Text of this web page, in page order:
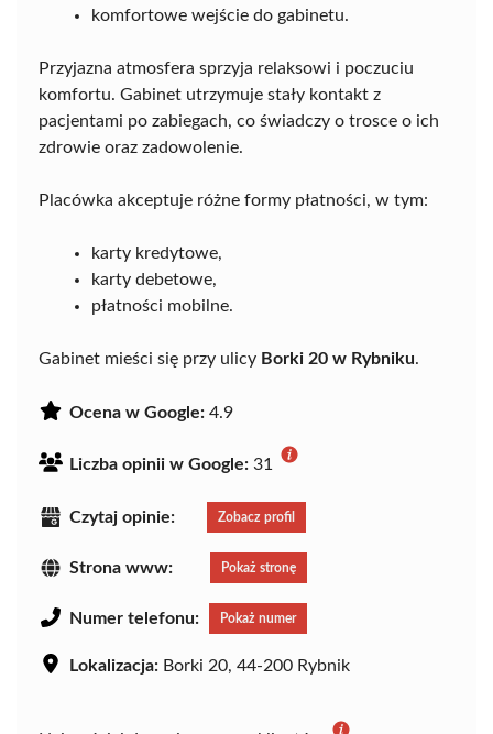
komfortowe wejście do gabinetu.
Przyjazna atmosfera sprzyja relaksowi i poczuciu
komfortu. Gabinet utrzymuje stały kontakt z
pacjentami po zabiegach, co świadczy o trosce o ich
zdrowie oraz zadowolenie.
Placówka akceptuje różne formy płatności, w tym:
karty kredytowe,
karty debetowe,
płatności mobilne.
Gabinet mieści się przy ulicy Borki 20 w Rybniku.
Ocena w Google: 4.9
Liczba opinii w Google: 31
Czytaj opinie: Zobacz profil
Strona www: Pokaż stronę
Numer telefonu: Pokaż numer
Lokalizacja: Borki 20, 44-200 Rybnik